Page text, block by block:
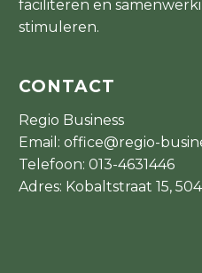
faciliteren en
stimuleren.
CONTACT
Regio Business
Email: office@regio-
Telefoon: 013-4631446
Adres: Kobaltstraat 15,